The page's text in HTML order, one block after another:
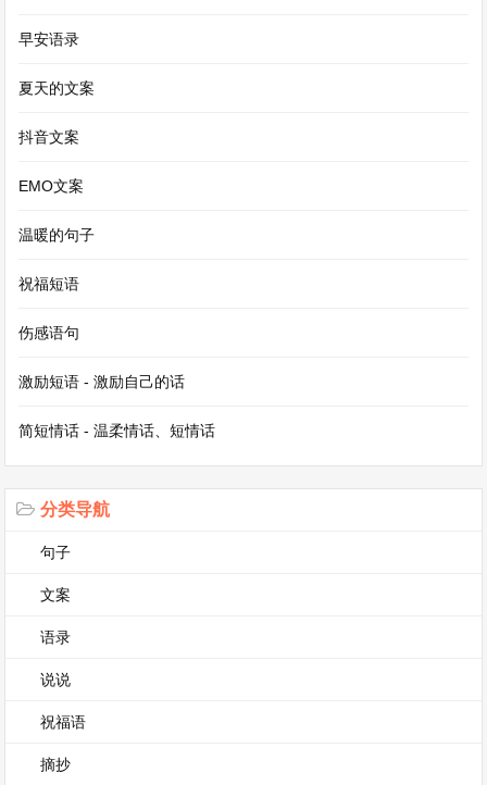
的烟花在夜空中绽放，像一朵朵盛开的花朵，美丽
极了。孩子们则在大人的带领下，给长辈们拜年，
我们感受到浓浓的亲情和家庭的温暖，也让我们对
新的一年充满了美好的憧憬。
【过年作文400字优秀作文（优秀3篇)】相关文章
我想对您说五年级作文（通用4篇)
他一一了作文（精选3篇)
那一刻我长大了作文400字（优秀3篇)
寒假趣事作文（优选5篇)
家乡的风俗作文（优秀3篇)
作文《我有一个想法》（优选3篇)
早安语录
夏天的文案
抖音文案
EMO文案
温暖的句子
祝福短语
伤感语句
激励短语 - 激励自己的话
简短情话 - 温柔情话、短情话
分类导航
句子
文案
语录
说说
祝福语
摘抄